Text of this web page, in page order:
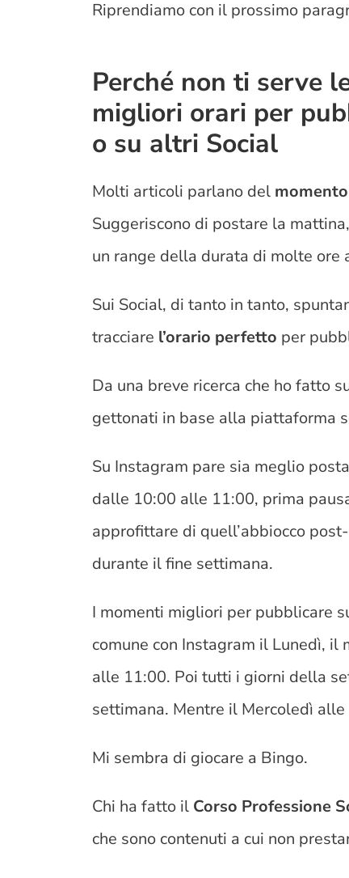
Riprendiamo con il prossimo
Perché non ti serve
migliori orari per
o su altri Social
Molti articoli parlano del
Suggeriscono di postare la
un range della durata di molte ore
Sui Social, di tanto in tanto,
tracciare l’orario perfetto per
Da una breve ricerca che ho fatto
gettonati in base alla piattaforma
Su Instagram pare sia meglio
dalle 10:00 alle 11:00, prima
approfittare di quell’abbiocco
durante il fine settimana.
I momenti migliori per pubblicare
comune con Instagram il Lunedì,
alle 11:00. Poi tutti i giorni della
settimana. Mentre il Mercoledì
Mi sembra di giocare a Bingo.
Chi ha fatto il Corso Professione
che sono contenuti a cui non